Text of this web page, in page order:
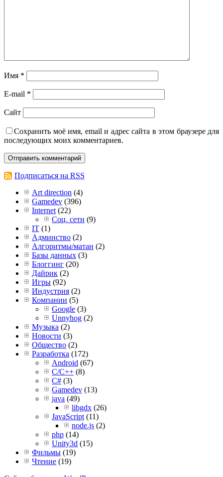
Имя *
E-mail *
Сайт
Сохранить моё имя, email и адрес сайта в этом браузере для
последующих моих комментариев.
Подписаться на RSS
Art direction (4)
Gamedev (396)
Internet (22)
Соц. сети (9)
IT (1)
Админство (2)
Алгоритмы/матан (2)
Базы данных (3)
Блоггинг (20)
Дайрик (2)
Игры (92)
Индустрия (2)
Компании (5)
Google (3)
Unnyhog (2)
Музыка (2)
Новости (3)
Общество (2)
Разработка (172)
Android (67)
C/C++ (8)
C# (3)
Gamedev (13)
java (49)
libgdx (26)
JavaScript (11)
node.js (2)
php (14)
Unity3d (15)
Фильмы (19)
Чтение (19)